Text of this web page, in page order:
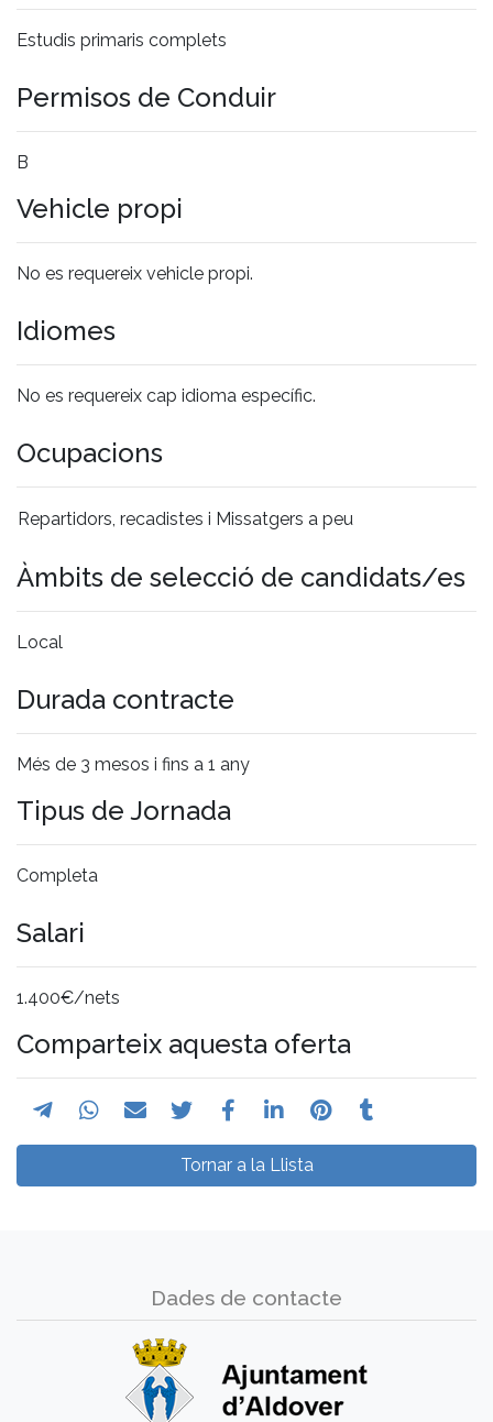
Estudis primaris complets
Permisos de Conduir
B
Vehicle propi
No es requereix vehicle propi.
Idiomes
No es requereix cap idioma específic.
Ocupacions
Repartidors, recadistes i Missatgers a peu
Àmbits de selecció de candidats/es
Local
Durada contracte
Més de 3 mesos i fins a 1 any
Tipus de Jornada
Completa
Salari
1.400€/nets
Comparteix aquesta oferta
Tornar a la Llista
Dades de contacte